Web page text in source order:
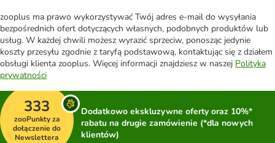
zooplus ma prawo wykorzystywać Twój adres e-mail do wysyłania
bezpośrednich ofert dotyczących własnych, podobnych produktów lub
usług. W każdej chwili możesz wyrazić sprzeciw, ponosząc jedynie
koszty przesyłu zgodnie z taryfą podstawową, kontaktując się z działem
obsługi klienta zooplus. Więcej informacji znajdziesz w naszej Polityka
prywatności
333
zooPunkty za
dołączenie do
Newslettera
Dodatkowo ekskluzywne oferty oraz 10%*
rabatu na drugie zamówienie (*dla nowych
klientów)